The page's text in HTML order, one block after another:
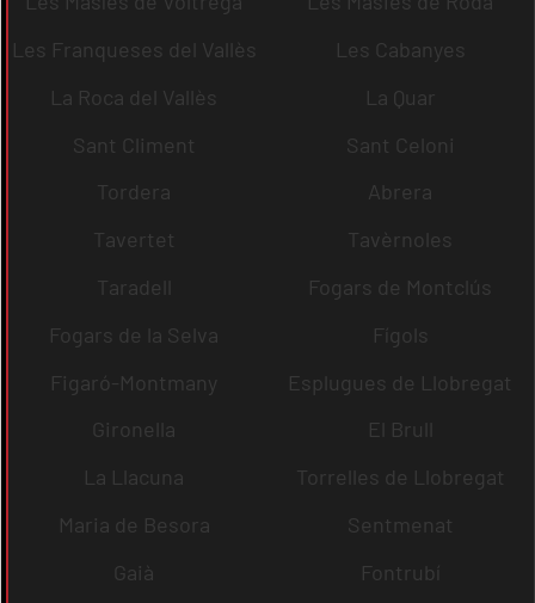
Les Franqueses del Vallès
Les Cabanyes
La Roca del Vallès
La Quar
Sant Climent
Sant Celoni
Tordera
Abrera
Tavertet
Tavèrnoles
Taradell
Fogars de Montclús
Fogars de la Selva
Fígols
Figaró-Montmany
Esplugues de Llobregat
Gironella
El Brull
La Llacuna
Torrelles de Llobregat
Maria de Besora
Sentmenat
Gaià
Fontrubí